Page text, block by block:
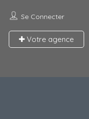
Se Connecter
Votre agence